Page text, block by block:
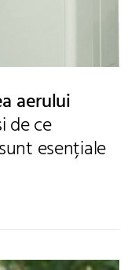
aerului
de ce
esențiale